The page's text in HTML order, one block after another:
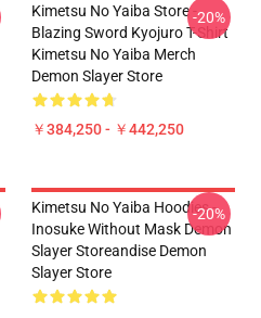
Kimetsu No Yaiba Store -
Blazing Sword Kyojuro T-Shirt
Kimetsu No Yaiba Merch
Demon Slayer Store
￥384,250 - ￥442,250
-20%
Kimetsu No Yaiba Hoodies -
Inosuke Without Mask Demon
Slayer Storeandise Demon
Slayer Store
-20%